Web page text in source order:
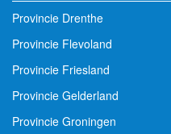
Provincie Drenthe
Provincie Flevoland
Provincie Friesland
Provincie Gelderland
Provincie Groningen